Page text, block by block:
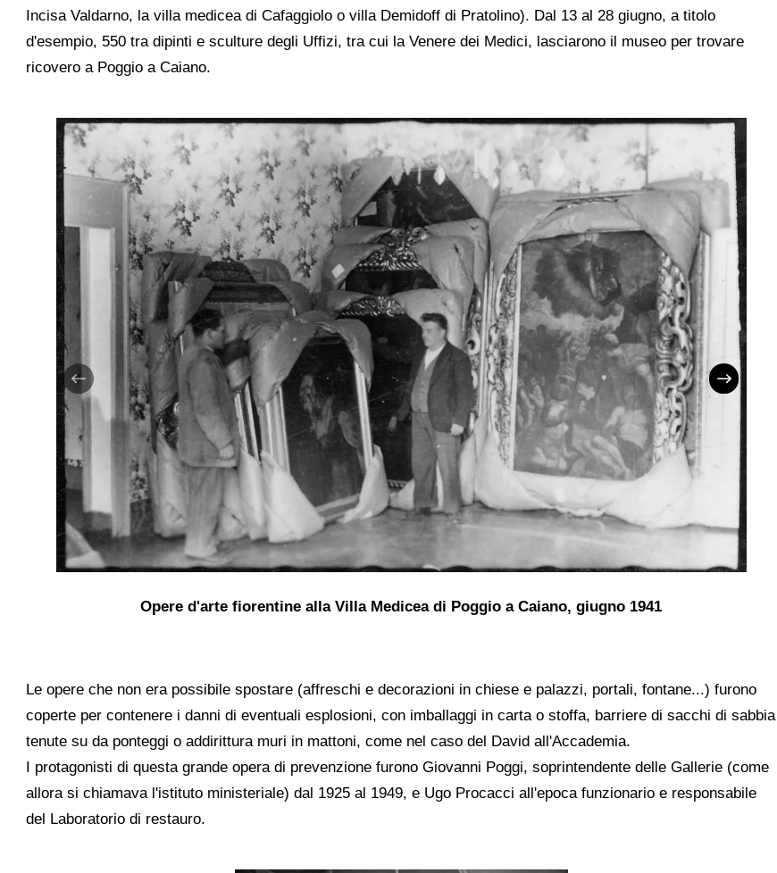
Incisa Valdarno, la villa medicea di Cafaggiolo o villa Demidoff di Pratolino). Dal 13 al 28 giugno, a titolo
d'esempio, 550 tra dipinti e sculture degli Uffizi, tra cui la Venere dei Medici, lasciarono il museo per trovare
ricovero a Poggio a Caiano.
Opere d'arte fiorentine alla Villa Medicea di Poggio a Caiano, giugno 1941
Le opere che non era possibile spostare (affreschi e decorazioni in chiese e palazzi, portali, fontane...) furono
coperte per contenere i danni di eventuali esplosioni, con imballaggi in carta o stoffa, barriere di sacchi di sabbia
tenute su da ponteggi o addirittura muri in mattoni, come nel caso del David all'Accademia.
I protagonisti di questa grande opera di prevenzione furono Giovanni Poggi, soprintendente delle Gallerie (come
allora si chiamava l'istituto ministeriale) dal 1925 al 1949, e Ugo Procacci all'epoca funzionario e responsabile
del Laboratorio di restauro.